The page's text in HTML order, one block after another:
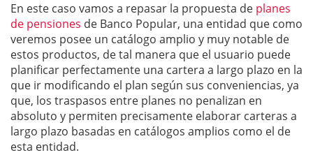
En este caso vamos a repasar la propuesta de planes
de pensiones de Banco Popular, una entidad que como
veremos posee un catálogo amplio y muy notable de
estos productos, de tal manera que el usuario puede
planificar perfectamente una cartera a largo plazo en la
que ir modificando el plan según sus conveniencias, ya
que, los traspasos entre planes no penalizan en
absoluto y permiten precisamente elaborar carteras a
largo plazo basadas en catálogos amplios como el de
esta entidad.